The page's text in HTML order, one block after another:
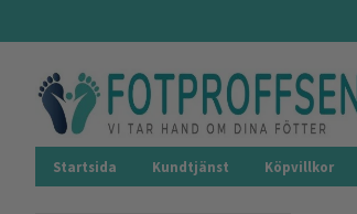
Startsida Kundtjänst Köpvillkor